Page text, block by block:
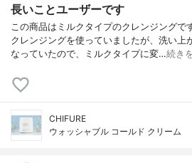
長いことユーザーです
この商品はミルクタイプのクレンジングで
クレンジングを使っていましたが、洗い上
なっていたので、ミルクタイプに変…続き
CHIFURE
ウォッシャブル コールド クリーム